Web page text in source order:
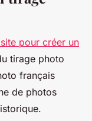
pour créer un
tirage photo
français
de photos